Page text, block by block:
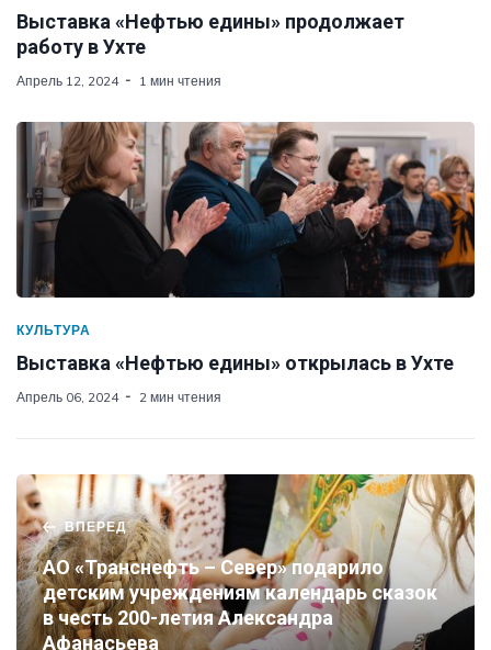
Выставка «Нефтью едины» продолжает
работу в Ухте
Апрель 12, 2024 1 мин чтения
КУЛЬТУРА
Выставка «Нефтью едины» открылась в Ухте
Апрель 06, 2024 2 мин чтения
ВПЕРЕД
АО «Транснефть – Север» подарило
детским учреждениям календарь сказок
в честь 200-летия Александра
Афанасьева